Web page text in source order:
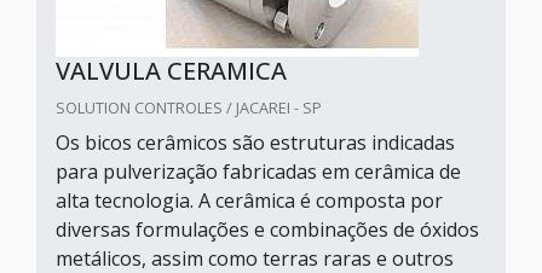
VALVULA CERAMICA
SOLUTION CONTROLES / JACAREI - SP
Os bicos cerâmicos são estruturas indicadas
para pulverização fabricadas em cerâmica de
alta tecnologia. A cerâmica é composta por
diversas formulações e combinações de óxidos
metálicos, assim como terras raras e outros